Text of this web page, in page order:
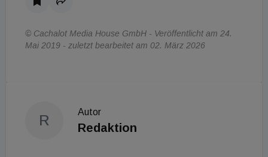
© Cachalot Media House GmbH - Veröffentlicht am 24.
Mai 2019 - zuletzt bearbeitet am 02. März 2026
R
Autor
Redaktion